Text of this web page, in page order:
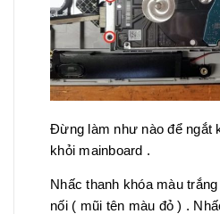
Đừng làm như nào để ngắt
khỏi mainboard .
Nhấc thanh khóa màu
nối ( mũi tên màu đỏ ) .